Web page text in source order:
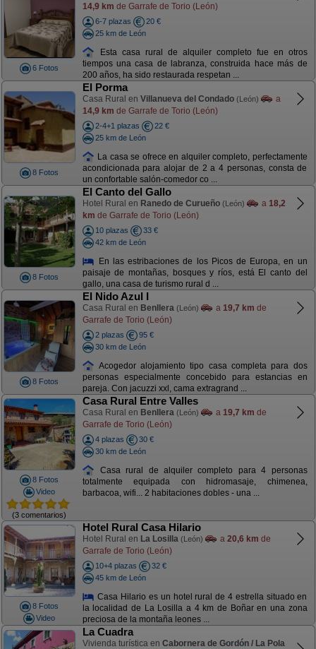
6 Fotos
14,9 km de Garrafe de Torio (León)
6-7 plazas
20 €
25 km de León
Esta casa rural de alquiler completo fue en otros
tiempos una casa de labranza, construida hace más de
200 años, ha sido restaurada respetan ...
8 Fotos
El Porma
Casa Rural en Villanueva del Condado (León)
a
14,9 km de Garrafe de Torio (León)
2-4+1 plazas
22 €
25 km de León
La casa se ofrece en alquiler completo, perfectamente
acondicionada para alojar de 2 a 4 personas, consta de
un confortable salón-comedor co ...
8 Fotos
El Canto del Gallo
Hotel Rural en Ranedo de Curueño (León) a 18,2
km de Garrafe de Torio (León)
10 plazas
33 €
42 km de León
En las estribaciones de los Picos de Europa, en un
paisaje de montañas, bosques y ríos, está El canto del
gallo, una casa de turismo rural d ...
8 Fotos
El Nido Azul I
Casa Rural en Benllera (León) a 19,7 km de
Garrafe de Torio (León)
2 plazas
95 €
30 km de León
Acogedor alojamiento tipo casa completa para dos
personas especialmente concebido para estancias en
pareja. Con jacuzzi xxl, cama extragrand ...
8 Fotos
Video
(3 comentarios)
Casa Rural Entre Valles
Casa Rural en Benllera (León) a 19,7 km de
Garrafe de Torio (León)
4 plazas
30 €
30 km de León
Casa rural de alquiler completo para 4 personas
totalmente equipada con hidromasaje, chimenea,
barbacoa, wifi... 2 habitaciones dobles - una ...
8 Fotos
Video
Hotel Rural Casa Hilario
Hotel Rural en La Losilla (León) a 20,6 km de
Garrafe de Torio (León)
10+4 plazas
32 €
45 km de León
Casa Hilario es un hotel rural de 4 estrella situado en
la localidad de La Losilla a 4 km de Boñar en una zona
preciosa de la montaña leones ...
La Cuadra
Vivienda turística en Cabornera de Gordón / La Pola